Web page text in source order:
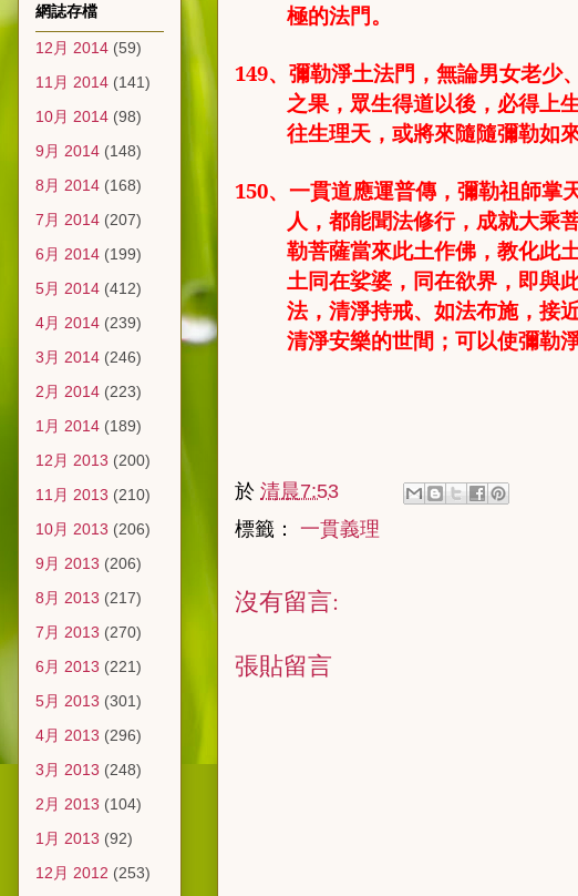
極的法門。
149、 彌勒淨土法門，無論男女老少
之果，眾生得道以後，必得上
往生理天，或將來隨隨彌勒如
150、 一貫道應運普傳，彌勒祖師掌
人，都能聞法修行，成就大乘
勒菩薩當來此土作佛，教化此
土同在娑婆，同在欲界，即與
法，清淨持戒、如法布施，接
清淨安樂的世間；可以使彌勒
於 清晨7:53
標籤： 一貫義理
沒有留言:
張貼留言
網誌存檔
12月 2014 (59)
11月 2014 (141)
10月 2014 (98)
9月 2014 (148)
8月 2014 (168)
7月 2014 (207)
6月 2014 (199)
5月 2014 (412)
4月 2014 (239)
3月 2014 (246)
2月 2014 (223)
1月 2014 (189)
12月 2013 (200)
11月 2013 (210)
10月 2013 (206)
9月 2013 (206)
8月 2013 (217)
7月 2013 (270)
6月 2013 (221)
5月 2013 (301)
4月 2013 (296)
3月 2013 (248)
2月 2013 (104)
1月 2013 (92)
12月 2012 (253)